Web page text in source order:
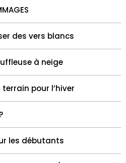
des vers blancs
à neige
pour l’hiver
les débutants